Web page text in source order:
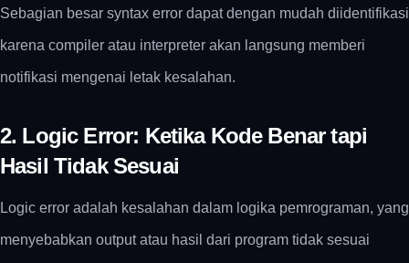
Sebagian besar syntax error dapat dengan mudah diidentifikasi
karena compiler atau interpreter akan langsung memberi
notifikasi mengenai letak kesalahan.
2. Logic Error: Ketika Kode Benar tapi
Hasil Tidak Sesuai
Logic error adalah kesalahan dalam logika pemrograman, yang
menyebabkan output atau hasil dari program tidak sesuai